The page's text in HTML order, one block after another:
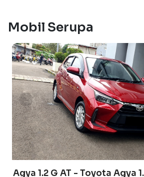
Mobil Serupa
Agya 1.2 G AT - Toyota Agya